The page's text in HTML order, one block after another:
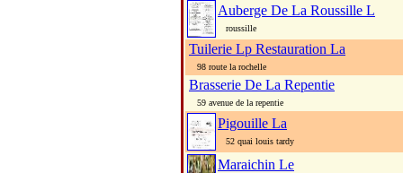
Auberge De La Roussille L
roussille
Tuilerie Lp Restauration La
98 route la rochelle
Brasserie De La Repentie
59 avenue de la repentie
Pigouille La
52 quai louis tardy
Maraichin Le